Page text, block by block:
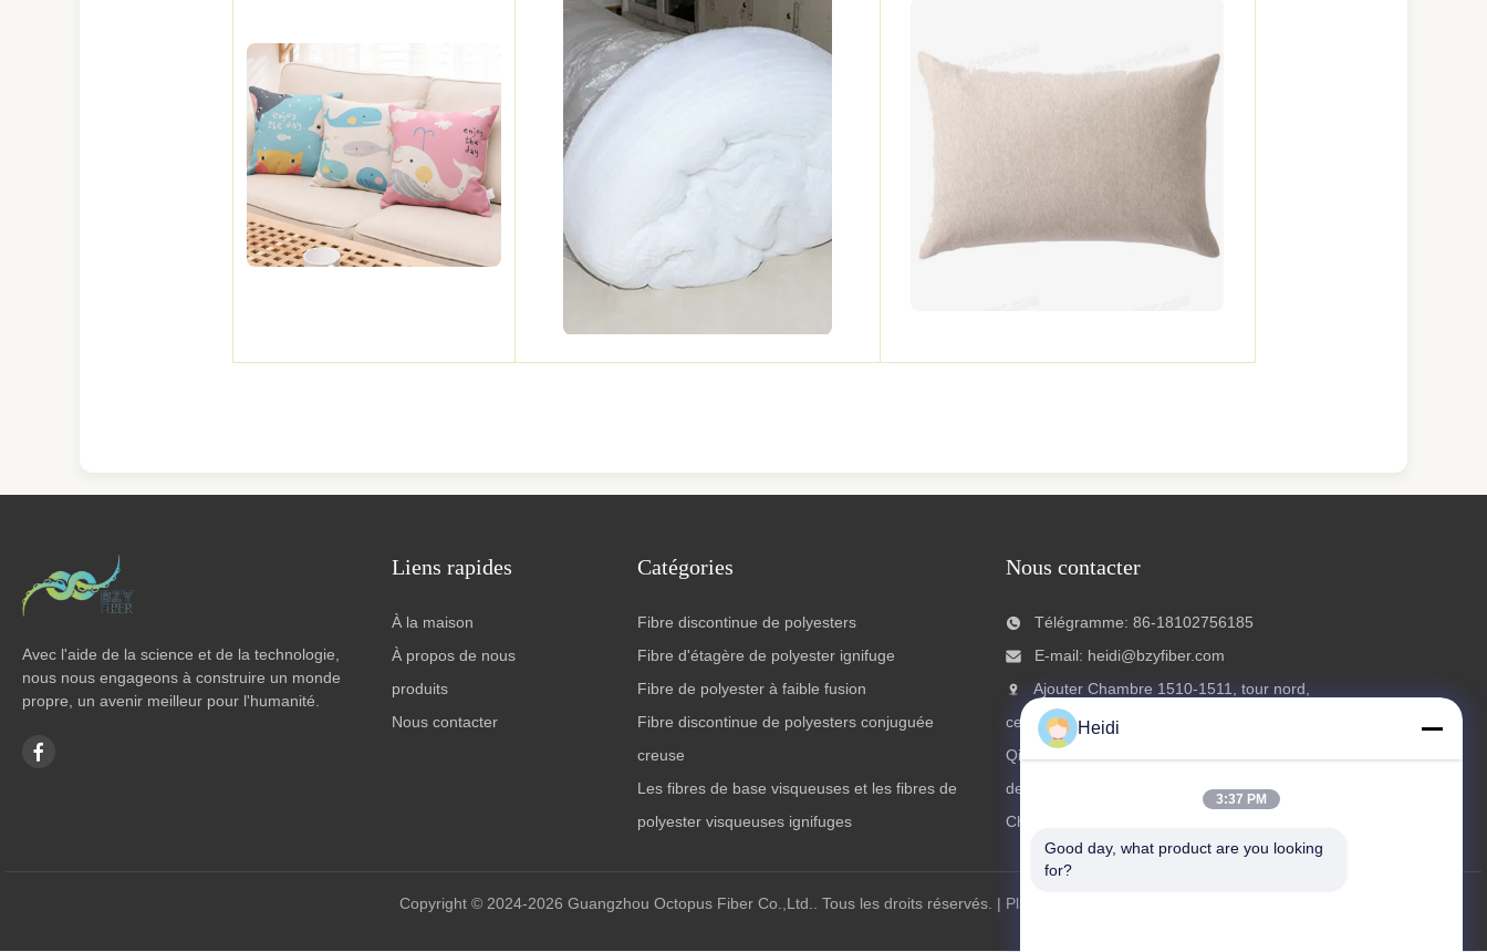
Avec l'aide de la science et de la technologie,
nous nous engageons à construire un monde
propre, un avenir meilleur pour l'humanité.
Liens rapides
À la maison
À propos de nous
produits
Nous contacter
Catégories
Fibre discontinue de polyesters
Fibre d'étagère de polyester ignifuge
Fibre de polyester à faible fusion
Fibre discontinue de polyesters conjuguée
creuse
Les fibres de base visqueuses et les fibres de
polyester visqueuses ignifuges
Nous contacter
Télégramme: 86-18102756185
E-mail: heidi@bzyfiber.com
Ajouter Chambre 1510-1511, tour nord,
centre commercial et commercial Xijiao, n°165
Qiaozhong Middle Road, district de Liwan, ville
de Guangzhou, province du Guangdong,
Chine.
Copyright © 2024-2026 Guangzhou Octopus Fiber Co.,Ltd.. Tous les droits réservés. | Plan du site
Heidi
3:37 PM
Good day, what product are you looking
for?